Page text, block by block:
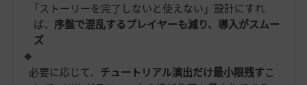
「ストーリーを完了しないと使えない」設計にすれ
ば、 序盤で混乱するプレイヤーも減り、導入がスムー
ズ
必要に応じて、 チュートリアル演出だけ最小限残すこ